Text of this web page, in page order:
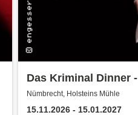
Das Kriminal Dinner -
Sherlock Holmes
Nümbrecht, Holsteins Mühle
15.11.2026 - 15.01.2027